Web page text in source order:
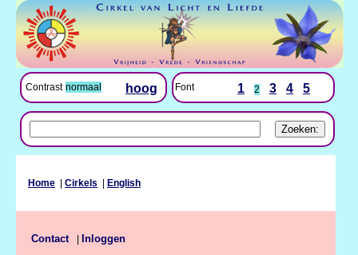
Contrast normaal hoog Font 1 2 3 4 5
Home Cirkels English
Contact Inloggen